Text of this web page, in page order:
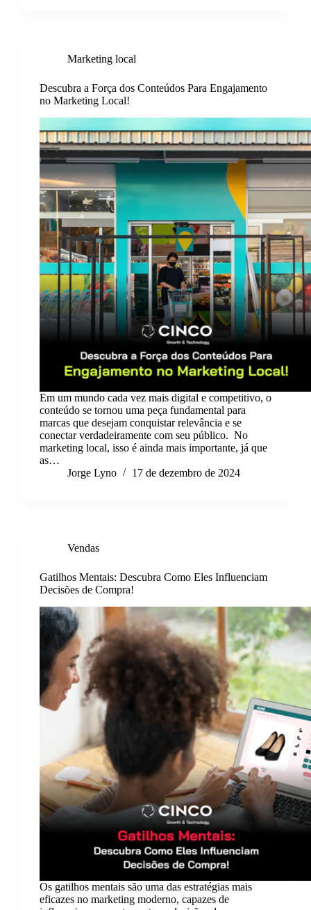
Marketing local
Descubra a Força dos Conteúdos Para Engajamento
no Marketing Local!
Em um mundo cada vez mais digital e competitivo, o
conteúdo se tornou uma peça fundamental para
marcas que desejam conquistar relevância e se
conectar verdadeiramente com seu público. No
marketing local, isso é ainda mais importante, já que
as…
Jorge Lyno
17 de dezembro de 2024
Vendas
Gatilhos Mentais: Descubra Como Eles Influenciam
Decisões de Compra!
Os gatilhos mentais são uma das estratégias mais
eficazes no marketing moderno, capazes de